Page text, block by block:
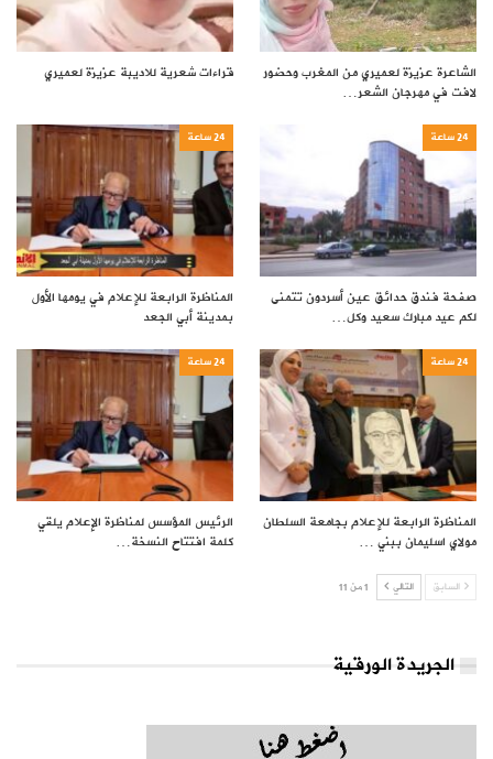
الشاعرة عزيزة لعميري من المغرب وحضور
لافت في مهرجان الشعر…
قراءات شعرية للاديبة عزيزة لعميري
24 ساعة
صفحة فندق حدائق عين أسردون تتمنى
لكم عيد مبارك سعيد وكل…
24 ساعة
المناظرة الرابعة للإعلام في يومها الأول
بمدينة أبي الجعد
24 ساعة
المناظرة الرابعة للإعلام بجامعة السلطان
مولاي اسليمان ببني …
24 ساعة
الرئيس المؤسس لمناظرة الإعلام يلقي
كلمة افتتاح النسخة…
السابق التالي 1 من 11
الجريدة الورقية